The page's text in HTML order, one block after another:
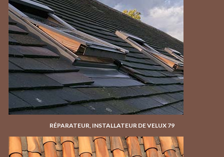
RÉPARATEUR, INSTALLATEUR DE VELUX 79